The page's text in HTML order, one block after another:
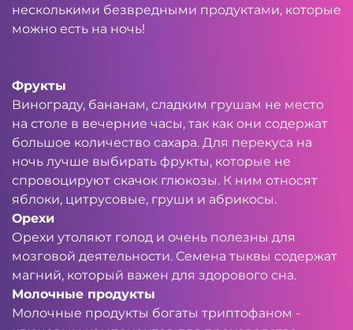
несколькими безвредными продуктами, которые
можно есть на ночь!
Фрукты
Винограду, бананам, сладким грушам не место
на столе в вечерние часы, так как они содержат
большое количество сахара. Для перекуса на
ночь лучше выбирать фрукты, которые не
спровоцируют скачок глюкозы. К ним относят
яблоки, цитрусовые, груши и абрикосы.
Орехи
Орехи утоляют голод и очень полезны для
мозговой деятельности. Семена тыквы содержат
магний, который важен для здорового сна.
Молочные продукты
Молочные продукты богаты триптофаном -